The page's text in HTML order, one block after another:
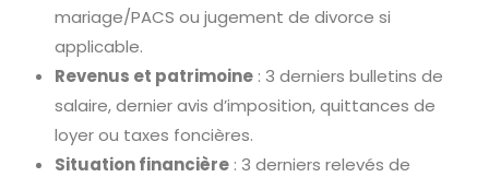
mariage/PACS ou jugement de divorce si
applicable.
Revenus et patrimoine : 3 derniers bulletins de
salaire, dernier avis d’imposition, quittances de
loyer ou taxes foncières.
Situation financière : 3 derniers relevés de